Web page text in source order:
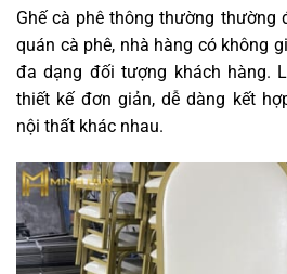
Ghế cà phê thông thường thường
quán cà phê, nhà hàng có không
đa dạng đối tượng khách hàng.
thiết kế đơn giản, dễ dàng kết
nội thất khác nhau.